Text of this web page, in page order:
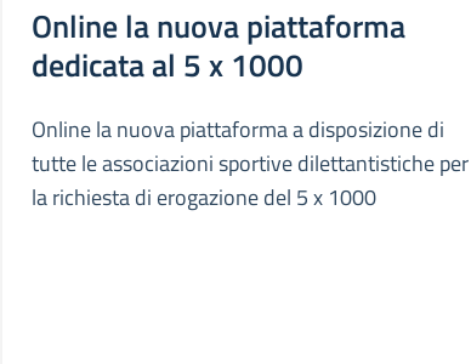
Online la nuova piattaforma
dedicata al 5 x 1000
Online la nuova piattaforma a disposizione di
tutte le associazioni sportive dilettantistiche per
la richiesta di erogazione del 5 x 1000